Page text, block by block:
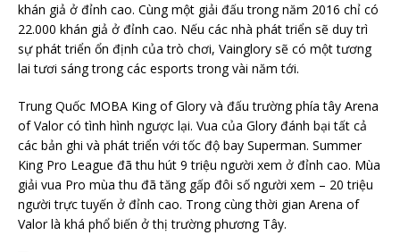
khán giả ở đỉnh cao. Cùng một giải đấu trong năm 2016 chỉ có
22.000 khán giả ở đỉnh cao. Nếu các nhà phát triển sẽ duy trì
sự phát triển ổn định của trò chơi, Vainglory sẽ có một tương
lai tươi sáng trong các esports trong vài năm tới.
Trung Quốc MOBA King of Glory và đấu trường phía tây Arena
of Valor có tình hình ngược lại. Vua của Glory đánh bại tất cả
các bản ghi và phát triển với tốc độ bay Superman. Summer
King Pro League đã thu hút 9 triệu người xem ở đỉnh cao. Mùa
giải vua Pro mùa thu đã tăng gấp đôi số người xem – 20 triệu
người trực tuyến ở đỉnh cao. Trong cùng thời gian Arena of
Valor là khá phổ biến ở thị trường phương Tây.